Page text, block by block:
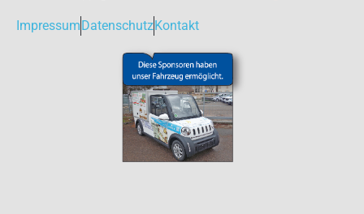
Impressum DatenschutzKontakt